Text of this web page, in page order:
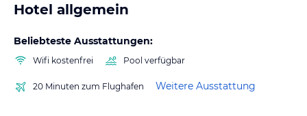
Hotel allgemein
Beliebteste Ausstattungen:
Wifi kostenfrei Pool verfügbar
20 Minuten zum Flughafen Weitere Ausstattung